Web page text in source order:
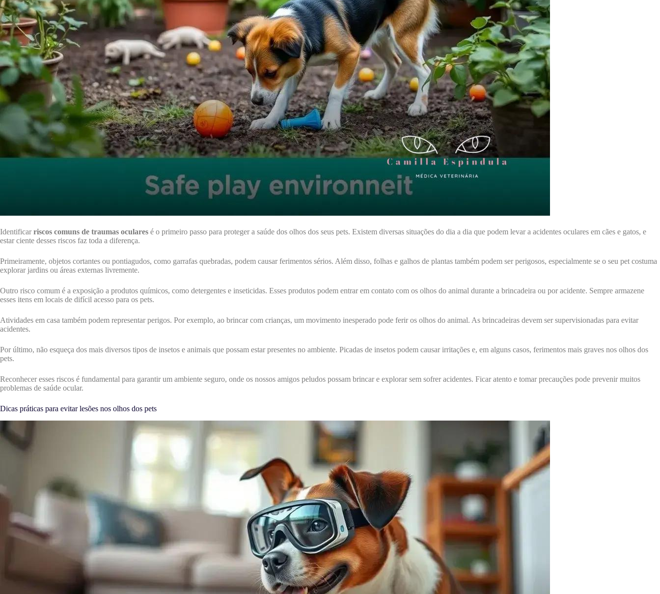
Identificarriscos comuns de traumas oculares é o primeiro passo para proteger a saúde dos olhos dos seus pets. Existem diversas situações do dia a dia que podem levar a acidentes oculares em cães e gatos, e
estar ciente desses riscos faz toda a diferença.
Primeiramente, objetos cortantes ou pontiagudos, como garrafas quebradas, podem causar ferimentos sérios. Além disso, folhas e galhos de plantas também podem ser perigosos, especialmente se o seu pet costuma
explorar jardins ou áreas externas livremente.
Outro risco comum é a exposição a produtos químicos, como detergentes e inseticidas. Esses produtos podem entrar em contato com os olhos do animal durante a brincadeira ou por acidente. Sempre armazene
esses itens em locais de difícil acesso para os pets.
Atividades em casa também podem representar perigos. Por exemplo, ao brincar com crianças, um movimento inesperado pode ferir os olhos do animal. As brincadeiras devem ser supervisionadas para evitar
acidentes.
Por último, não esqueça dos mais diversos tipos de insetos e animais que possam estar presentes no ambiente. Picadas de insetos podem causar irritações e, em alguns casos, ferimentos mais graves nos olhos dos
pets.
Reconhecer esses riscos é fundamental para garantir um ambiente seguro, onde os nossos amigos peludos possam brincar e explorar sem sofrer acidentes. Ficar atento e tomar precauções pode prevenir muitos
problemas de saúde ocular.
Dicas práticas para evitar lesões nos olhos dos pets